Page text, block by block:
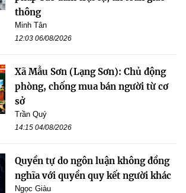
thông
Minh Tân
12:03 06/08/2026
Xã Mẫu Sơn (Lạng Sơn): Chủ động
phòng, chống mua bán người từ cơ
sở
Trần Quý
14:15 04/08/2026
Quyền tự do ngôn luận không đồng
nghĩa với quyền quy kết người khác
Ngọc Giàu